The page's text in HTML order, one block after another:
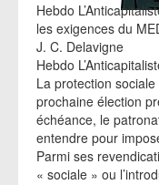
Hebdo
les exigences du
J. C. Delavigne
Hebdo
La protection
prochaine élection
échéance, le
entendre pour
Parmi ses
« sociale » ou